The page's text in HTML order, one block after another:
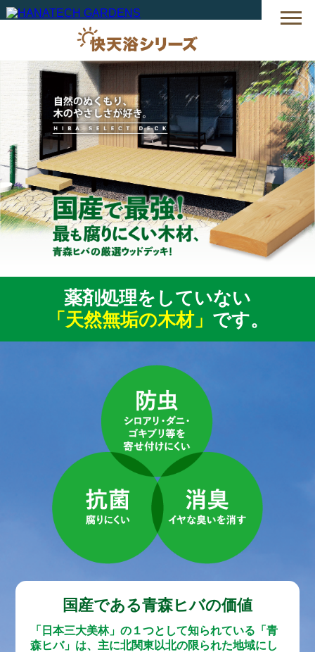
薬剤処理をしていない
「天然無垢の木材」 です。
国産である青森ヒバの価値
「日本三大美林」の１つとして知られている「青
森ヒバ」は、主に北関東以北の限られた地域にし